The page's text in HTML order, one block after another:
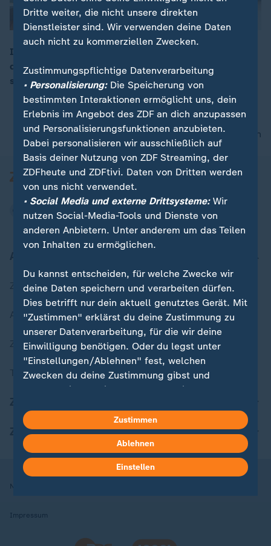
00:06
Investigativ-Journalisten haben offenbar die Identität
des zweiten Verdächtigen im Fall Skripal enthüllt. Er
soll Arzt des russischen Militärgeheimdients sein.
nach oben
Zuletzt veröffentlicht
Aktuelle Sendungs-Videos
ZDFheute Stories
Themen im Überblick
ZDFheute Apps
Nutzungsbedingungen
Impressum
Dritte weiter, die nicht unsere direkten
Dienstleister sind. Wir verwenden deine Daten
auch nicht zu kommerziellen Zwecken.
Zustimmungspflichtige Datenverarbeitung
• Personalisierung:Die Speicherung von
bestimmten Interaktionen ermöglicht uns, dein
Erlebnis im Angebot des ZDF an dich anzupassen
und Personalisierungsfunktionen anzubieten.
Dabei personalisieren wir ausschließlich auf
Basis deiner Nutzung von ZDF Streaming, der
ZDFheute und ZDFtivi. Daten von Dritten werden
von uns nicht verwendet.
• Social Media und externe Drittsysteme:Wir
nutzen Social-Media-Tools und Dienste von
anderen Anbietern. Unter anderem um das Teilen
von Inhalten zu ermöglichen.
Du kannst entscheiden, für welche Zwecke wir
deine Daten speichern und verarbeiten dürfen.
Dies betrifft nur dein aktuell genutztes Gerät. Mit
"Zustimmen" erklärst du deine Zustimmung zu
unserer Datenverarbeitung, für die wir deine
Einwilligung benötigen. Oder du legst unter
"Einstellungen/Ablehnen" fest, welchen
Zwecken du deine Zustimmung gibst und
welchen nicht. Deine Datenschutzeinstellungen
in deinen Einstellungen widerrufen oder ändern.
Hier findest du das Impressum.
Weitere Informationen findest du in unserer
Datenschutzerklärung.
Zustimmen
Ablehnen
Einstellen